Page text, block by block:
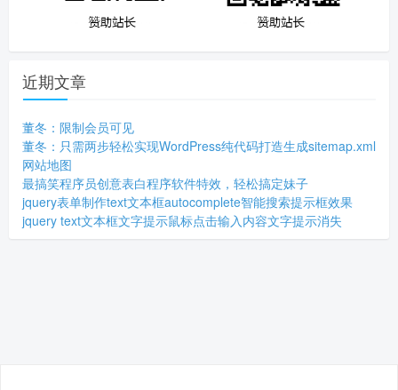
近期文章
董冬：限制会员可见
董冬：只需两步轻松实现WordPress纯代码打造生成sitemap.xml
网站地图
最搞笑程序员创意表白程序软件特效，轻松搞定妹子
jquery表单制作text文本框autocomplete智能搜索提示框效果
jquery text文本框文字提示鼠标点击输入内容文字提示消失